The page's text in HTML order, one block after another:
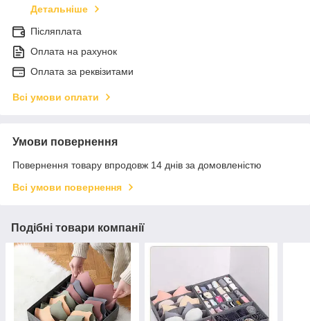
Детальніше
Післяплата
Оплата на рахунок
Оплата за реквізитами
Всі умови оплати
Умови повернення
Повернення товару впродовж 14 днів за домовленістю
Всі умови повернення
Подібні товари компанії